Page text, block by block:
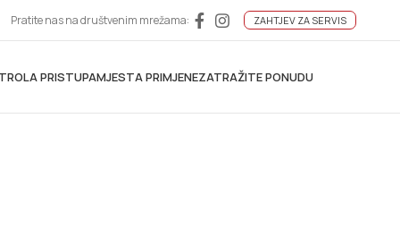
Pratite nas na društvenim mrežama: ZAHTJEV ZA SERVIS
PRISTUPAMJESTA PRIMJENEZATRAŽITE PONUDU